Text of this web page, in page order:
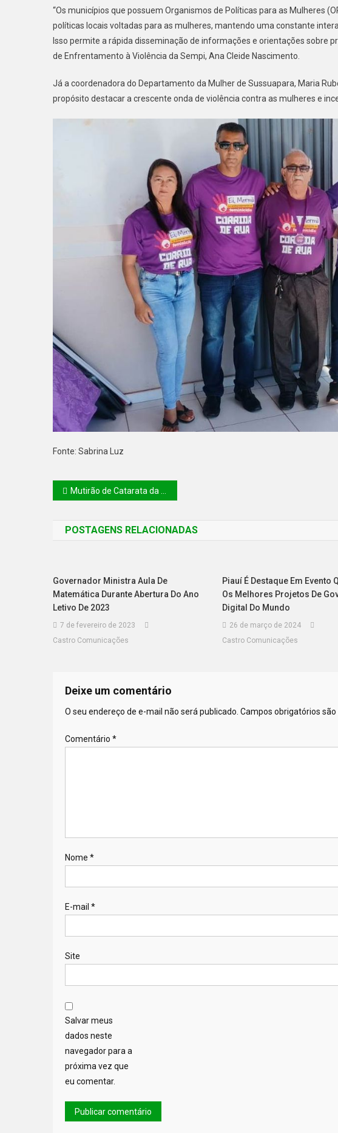
“Os municípios que possuem Organismos de Políticas para as Mulheres
políticas locais voltadas para as mulheres, mantendo uma constante
Isso permite a rápida disseminação de informações e orientações sobre
de Enfrentamento à Violência da Sempi, Ana Cleide Nascimento.
Já a coordenadora do Departamento da Mulher de Sussuapara, Maria
propósito destacar a crescente onda de violência contra as mulheres e
Fonte: Sabrina Luz
Mutirão de Catarata da Sesapi vai beneficiar moradores do território dos Cocais
POSTAGENS RELACIONADAS
Governador Ministra Aula De
Matemática Durante Abertura Do Ano
Letivo De 2023
7 de fevereiro de 2023
Castro Comunicações
Piauí É Destaque Em Evento
Os Melhores Projetos De
Digital Do Mundo
26 de março de 2024
Castro Comunicações
Deixe um comentário
O seu endereço de e-mail não será publicado. Campos obrigatórios
Comentário *
Nome *
E-mail *
Site
Salvar meus
dados neste
navegador para a
próxima vez que
eu comentar.